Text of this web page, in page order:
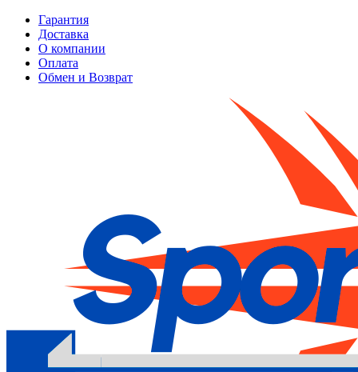
Гарантия
Доставка
О компании
Оплата
Обмен и Возврат